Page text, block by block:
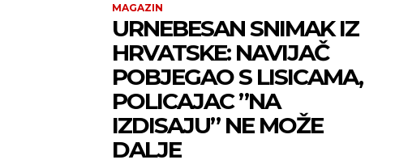
MAGAZIN
URNEBESAN SNIMAK IZ
HRVATSKE: NAVIJAČ
POBJEGAO S LISICAMA,
POLICAJAC ”NA
IZDISAJU” NE MOŽE
DALJE